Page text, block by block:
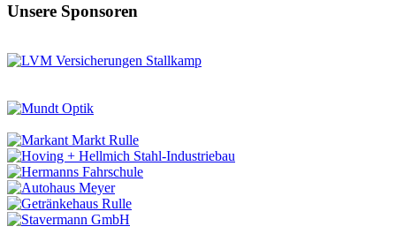
Unsere Sponsoren